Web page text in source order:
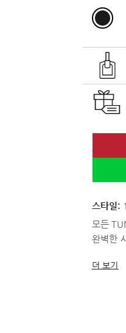
스타일:
모든
완벽한
더 보기